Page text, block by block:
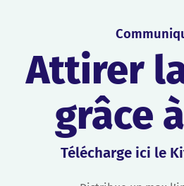
Attirer
grâce
Télécharge ici le